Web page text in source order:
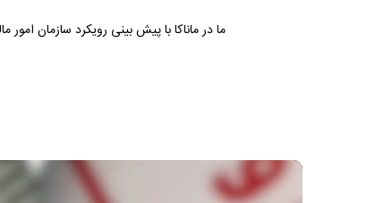
ما در ماناکا با پیش بینی رویکرد سازمان